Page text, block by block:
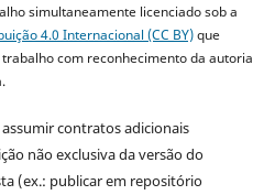
simultaneamente licenciado sob a
4.0 Internacional (CC BY)que
com reconhecimento da autoria
contratos adicionais
não exclusiva da versão do
(ex.: publicar em repositório